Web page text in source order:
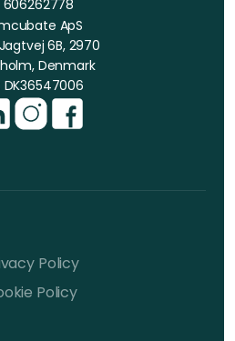
606262778
ApS
6B, 2970
Denmark
DK36547006
Policy
Policy